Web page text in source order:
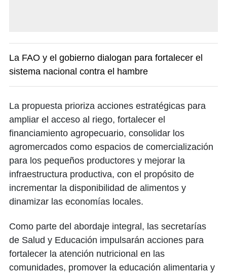
La FAO y el gobierno dialogan para fortalecer el
sistema nacional contra el hambre
La propuesta prioriza acciones estratégicas para
ampliar el acceso al riego, fortalecer el
financiamiento agropecuario, consolidar los
agromercados como espacios de comercialización
para los pequeños productores y mejorar la
infraestructura productiva, con el propósito de
incrementar la disponibilidad de alimentos y
dinamizar las economías locales.
Como parte del abordaje integral, las secretarías
de Salud y Educación impulsarán acciones para
fortalecer la atención nutricional en las
comunidades, promover la educación alimentaria y